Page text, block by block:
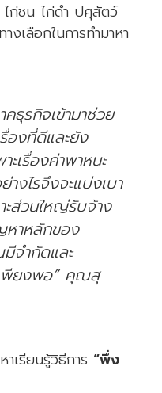
ก่ชน ไก่ดำ ปศุสัตว์
งเลือกในการทำมาหา
คธุรกิจเข้ามาช่วย
องที่ดีและยัง
เรื่องค่าพาหนะ
งไรจึงจะแบ่งเบา
ะส่วนใหญ่รับจ้าง
หาหลักของ
จำกัดและ
พียงพอ” คุณสุ
เรียนรู้วิธีการ “พึ่ง